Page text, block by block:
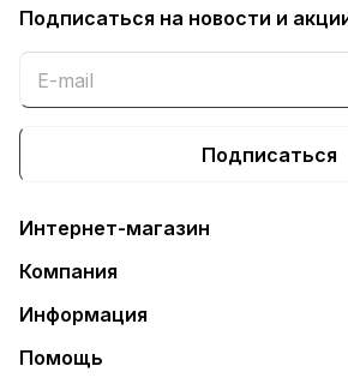
Подписаться на новости и
Подписаться
Интернет-магазин
Компания
Информация
Помощь